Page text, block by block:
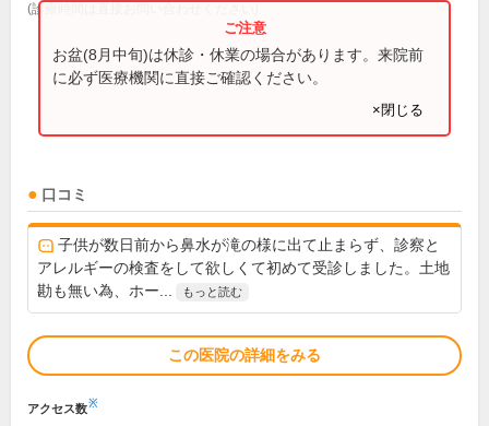
(診療時間は直接お問い合わせください)
お盆(8月中旬)は休診・休業の場合があります。来院前
に必ず医療機関に直接ご確認ください。
×閉じる
口コミ
子供が数日前から鼻水が滝の様に出て止まらず、診察と
アレルギーの検査をして欲しくて初めて受診しました。土地
勘も無い為、ホー...
もっと読む
この医院の詳細をみる
アクセス数※